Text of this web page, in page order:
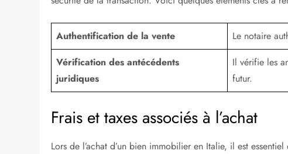
Authentification de la vente
Le notaire
Vérification des antécédents
juridiques
Il vérifie les
futur.
Frais et taxes associés à l’achat
Lors de l’achat d’un bien immobilier en Italie, il est